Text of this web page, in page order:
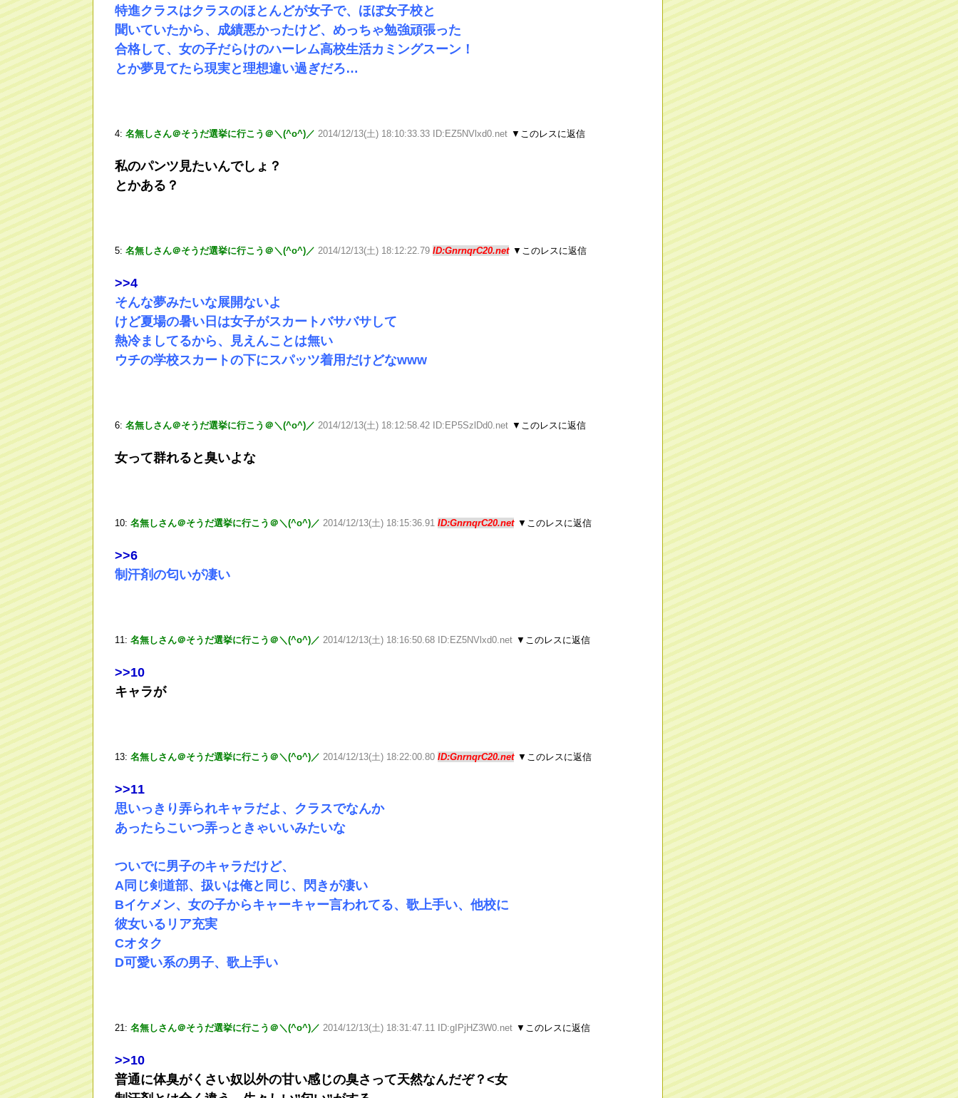
特進クラスはクラスのほとんどが女子で、ほぼ女子校と
聞いていたから、成績悪かったけど、めっちゃ勉強頑張った
合格して、女の子だらけのハーレム高校生活カミングスーン！
とか夢見てたら現実と理想違い過ぎだろ…
4: 名無しさん＠そうだ選挙に行こう＠＼(^o^)／ 2014/12/13(土) 18:10:33.33 ID:EZ5NVlxd0.net ▼このレスに返信
私のパンツ見たいんでしょ？
とかある？
5: 名無しさん＠そうだ選挙に行こう＠＼(^o^)／ 2014/12/13(土) 18:12:22.79 ID:GnrnqrC20.net ▼このレスに返信
>>4
そんな夢みたいな展開ないよ
けど夏場の暑い日は女子がスカートバサバサして
熱冷ましてるから、見えんことは無い
ウチの学校スカートの下にスパッツ着用だけどなwww
6: 名無しさん＠そうだ選挙に行こう＠＼(^o^)／ 2014/12/13(土) 18:12:58.42 ID:EP5SzlDd0.net ▼このレスに返信
女って群れると臭いよな
10: 名無しさん＠そうだ選挙に行こう＠＼(^o^)／ 2014/12/13(土) 18:15:36.91 ID:GnrnqrC20.net ▼このレスに返信
>>6
制汗剤の匂いが凄い
11: 名無しさん＠そうだ選挙に行こう＠＼(^o^)／ 2014/12/13(土) 18:16:50.68 ID:EZ5NVlxd0.net ▼このレスに返信
>>10
キャラが
13: 名無しさん＠そうだ選挙に行こう＠＼(^o^)／ 2014/12/13(土) 18:22:00.80 ID:GnrnqrC20.net ▼このレスに返信
>>11
思いっきり弄られキャラだよ、クラスでなんか
あったらこいつ弄っときゃいいみたいな
ついでに男子のキャラだけど、
A同じ剣道部、扱いは俺と同じ、閃きが凄い
Bイケメン、女の子からキャーキャー言われてる、歌上手い、他校に
彼女いるリア充実
Cオタク
D可愛い系の男子、歌上手い
21: 名無しさん＠そうだ選挙に行こう＠＼(^o^)／ 2014/12/13(土) 18:31:47.11 ID:gIPjHZ3W0.net ▼このレスに返信
>>10
普通に体臭がくさい奴以外の甘い感じの臭さって天然なんだぞ？<女